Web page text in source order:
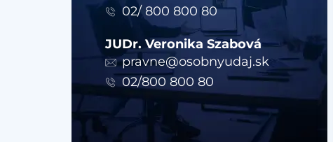
02/ 800 800 80
JUDr. Veronika Szabová
pravne@osobnyudaj.sk
02/800 800 80